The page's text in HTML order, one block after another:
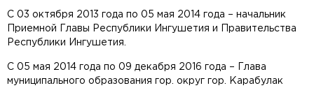
С 03 октября 2013 года по 05 мая 2014 года – начальник
Приемной Главы Республики Ингушетия и Правительства
Республики Ингушетия.
С 05 мая 2014 года по 09 декабря 2016 года – Глава
муниципального образования гор. округ гор. Карабулак